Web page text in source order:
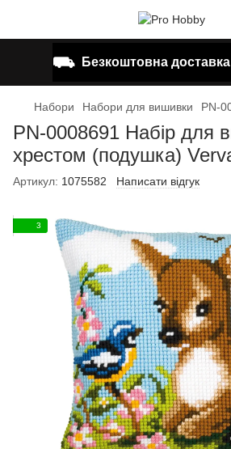
⛟ Безкоштовна доставка
Набори Набори для вишивки PN-
PN-0008691 Набір для
хрестом (подушка)
Артикул: 1075582 Написати відгук
3